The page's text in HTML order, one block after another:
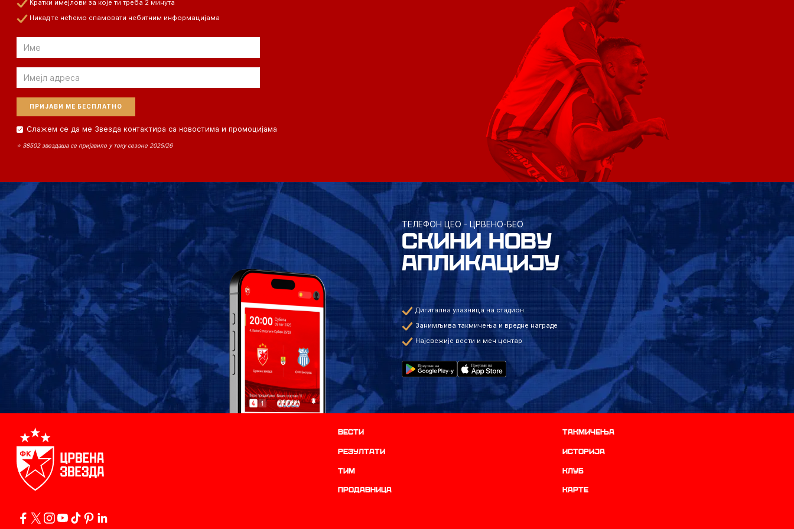
Кратки имејлови за које ти треба 2 минута
Никад те нећемо спамовати небитним информацијама
Email
Email
Слажем се да ме Звезда контактира са новостима и промоцијама
⭐ 38502 звездаша се пријавило у току сезоне 2025/26
ТЕЛЕФОН ЦЕО - ЦРВЕНО-БЕО
СКИНИ НОВУ
АПЛИКАЦИЈУ
Дигитална улазница на стадион
Занимљива такмичења и вредне награде
Најсвежије вести и меч центар
Вести Такмичења
резултати историја
ТИМ Клуб
продавница Карте